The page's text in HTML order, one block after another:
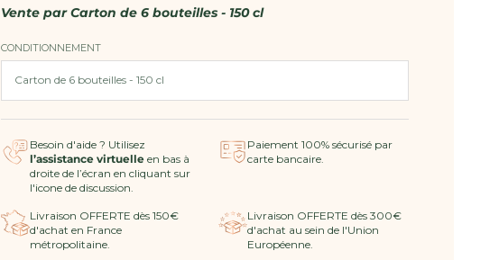
quantité
Vin
Rosé
2025
AOP
Côtes
de
Provence
MAGNUM
Ultimate
Provence
quantité
Vin
Rosé
2025
AOP
Côtes
de
Provence
MAGNUM
Ultimate
Provence
Vente parCarton de 6 bouteilles - 150 cl
CONDITIONNEMENT
Besoin d'aide ? Utilisez
l’assistance virtuelle en bas à
droite de l’écran en cliquant sur
l'icone de discussion.
Paiement 100% sécurisé par
carte bancaire.
Livraison OFFERTE dès 150€
d'achat en France
métropolitaine.
Livraison OFFERTE dès 300€
d'achat au sein de l'Union
Européenne.